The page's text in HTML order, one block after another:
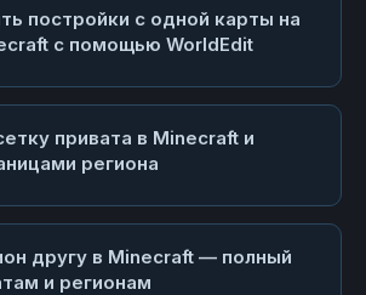
постройки с одной карты на
с помощью WorldEdit
привата в Minecraft и
региона
другу в Minecraft — полный
и регионам